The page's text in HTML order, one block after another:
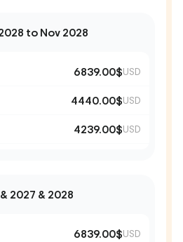
to Nov 2028
6839.00$USD
4440.00$USD
4239.00$USD
2027 & 2028
6839.00$USD